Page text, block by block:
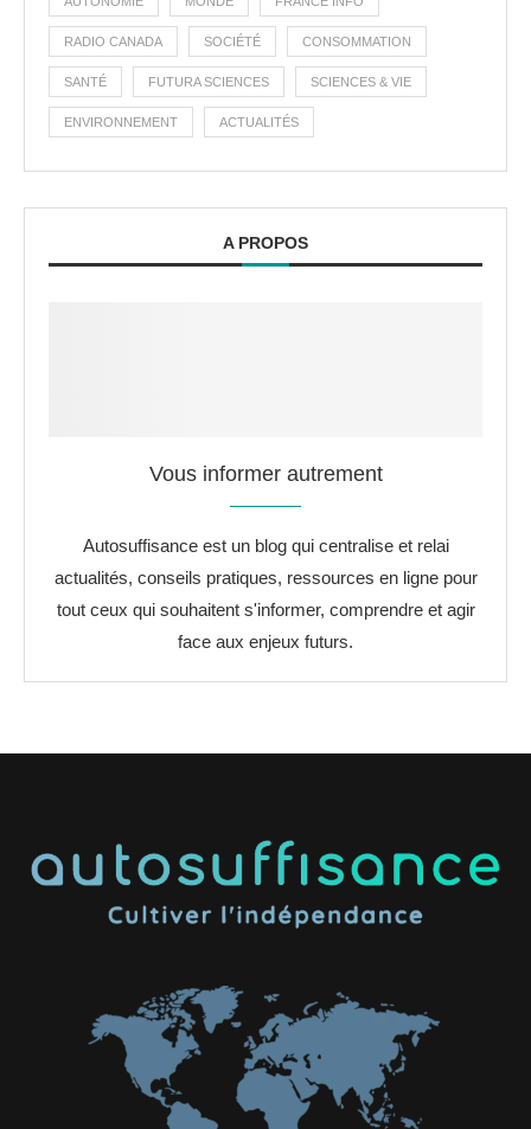
RADIO CANADA SOCIÉTÉ CONSOMMATION
SANTÉ FUTURA SCIENCES SCIENCES & VIE
ENVIRONNEMENT ACTUALITÉS
A PROPOS
Vous informer autrement
Autosuffisance est un blog qui centralise et relai
actualités, conseils pratiques, ressources en ligne pour
tout ceux qui souhaitent s'informer, comprendre et agir
face aux enjeux futurs.